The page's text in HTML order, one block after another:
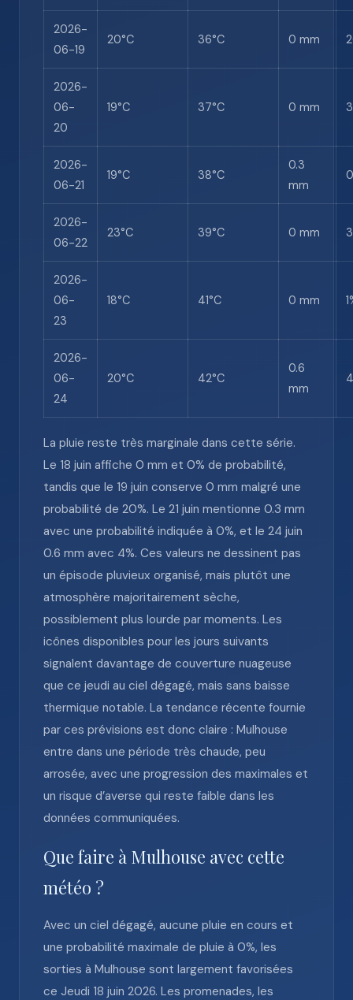
2026-
06-19
20°C 36°C 0 mm
2026-
06-
20
19°C 37°C 0 mm
2026-
06-21
19°C 38°C
0.3
mm
2026-
06-22
23°C 39°C 0 mm
2026-
06-
23
18°C 41°C 0 mm
2026-
06-
24
20°C 42°C
0.6
mm
La pluie reste très marginale dans cette série.
Le 18 juin affiche 0 mm et 0% de probabilité,
tandis que le 19 juin conserve 0 mm malgré une
probabilité de 20%. Le 21 juin mentionne 0.3 mm
avec une probabilité indiquée à 0%, et le 24 juin
0.6 mm avec 4%. Ces valeurs ne dessinent pas
un épisode pluvieux organisé, mais plutôt une
atmosphère majoritairement sèche,
possiblement plus lourde par moments. Les
icônes disponibles pour les jours suivants
signalent davantage de couverture nuageuse
que ce jeudi au ciel dégagé, mais sans baisse
thermique notable. La tendance récente fournie
par ces prévisions est donc claire : Mulhouse
entre dans une période très chaude, peu
arrosée, avec une progression des maximales et
un risque d’averse qui reste faible dans les
données communiquées.
Que faire à Mulhouse avec cette
météo ?
Avec un ciel dégagé, aucune pluie en cours et
une probabilité maximale de pluie à 0%, les
sorties à Mulhouse sont largement favorisées
ce Jeudi 18 juin 2026. Les promenades, les